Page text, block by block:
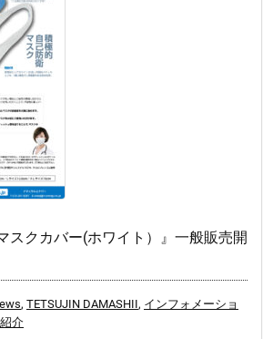
スクカバー(ホワイト）』一般販売開
, TETSUJIN DAMASHII, インフォメーショ
介